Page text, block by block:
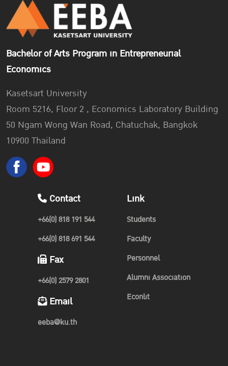
Bachelor of Arts Program in Entrepreneurial
Economics
Kasetsart University
Room 5216, Floor 2 , Economics Laboratory Building
50 Ngam Wong Wan Road, Chatuchak, Bangkok
10900 Thailand
Contact
+66(0) 818 191 544
+66(0) 818 691 544
Fax
+66(0) 2579 2801
Email
eeba@ku.th
Link
Students
Faculty
Personnel
Alumni Association
Econlit